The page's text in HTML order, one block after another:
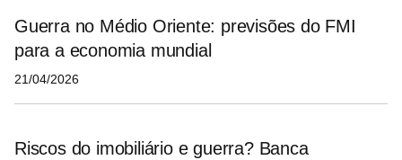
Guerra no Médio Oriente: previsões do FMI
para a economia mundial
21/04/2026
Riscos do imobiliário e guerra? Banca